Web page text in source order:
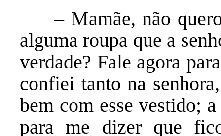
– Mamãe, não quero
alguma roupa que a
verdade? Fale agora
confiei tanto na
bem com esse vestido;
para me dizer que